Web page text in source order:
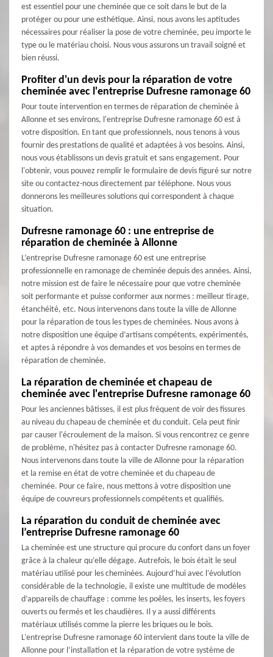
est essentiel pour une cheminée que ce soit dans le but de la
protéger ou pour une esthétique. Ainsi, nous avons les aptitudes
nécessaires pour réaliser la pose de votre cheminée, peu importe le
type ou le matériau choisi. Nous vous assurons un travail soigné et
bien réussi.
Profiter d'un devis pour la réparation de votre
cheminée avec l'entreprise Dufresne ramonage 60
Pour toute intervention en termes de réparation de cheminée à
Allonne et ses environs, l'entreprise Dufresne ramonage 60 est à
votre disposition. En tant que professionnels, nous tenons à vous
fournir des prestations de qualité et adaptées à vos besoins. Ainsi,
nous vous établissons un devis gratuit et sans engagement. Pour
l'obtenir, vous pouvez remplir le formulaire de devis figuré sur notre
site ou contactez-nous directement par téléphone. Nous vous
donnerons les meilleures solutions qui correspondent à chaque
situation.
Dufresne ramonage 60 : une entreprise de
réparation de cheminée à Allonne
L’entreprise Dufresne ramonage 60 est une entreprise
professionnelle en ramonage de cheminée depuis des années. Ainsi,
notre mission est de faire le nécessaire pour que votre cheminée
soit performante et puisse conformer aux normes : meilleur tirage,
étanchéité, etc. Nous intervenons dans toute la ville de Allonne
pour la réparation de tous les types de cheminées. Nous avons à
notre disposition une équipe d’artisans compétents, expérimentés,
et aptes à répondre à vos demandes et vos besoins en termes de
réparation de cheminée.
La réparation de cheminée et chapeau de
cheminée avec l'entreprise Dufresne ramonage 60
Pour les anciennes bâtisses, il est plus fréquent de voir des fissures
au niveau du chapeau de cheminée et du conduit. Cela peut finir
par causer l'écroulement de la maison. Si vous rencontrez ce genre
de problème, n'hésitez pas à contacter Dufresne ramonage 60.
Nous intervenons dans toute la ville de Allonne pour la réparation
et la remise en état de votre cheminée et du chapeau de
cheminée. Pour ce faire, nous mettons à votre disposition une
équipe de couvreurs professionnels compétents et qualifiés.
La réparation du conduit de cheminée avec
l’entreprise Dufresne ramonage 60
La cheminée est une structure qui procure du confort dans un foyer
grâce à la chaleur qu’elle dégage. Autrefois, le bois était le seul
matériau utilisé pour les cheminées. Aujourd’hui avec l’évolution
considérable de la technologie, il existe une multitude de modèles
d’appareils de chauffage : comme les poêles, les inserts, les foyers
ouverts ou fermés et les chaudières. Il y a aussi différents
matériaux utilisés comme la pierre les briques ou le bois.
L’entreprise Dufresne ramonage 60 intervient dans toute la ville de
Allonne pour l’installation et la réparation de votre système de